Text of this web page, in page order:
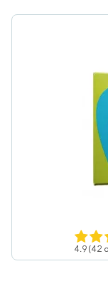
Биологически
4.9 (42